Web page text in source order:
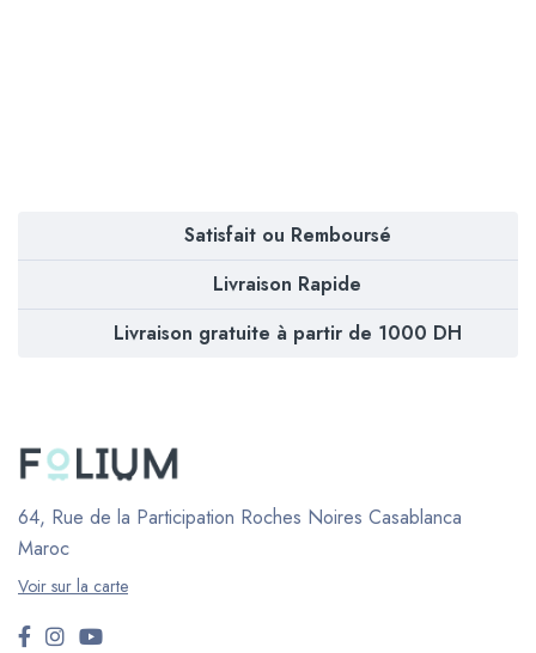
Satisfait ou Remboursé
Livraison Rapide
Livraison gratuite à partir de 1000 DH
64, Rue de la Participation Roches Noires Casablanca
Maroc
Voir sur la carte